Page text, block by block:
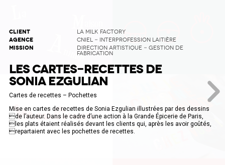
CLIENT LA MILK FACTORY
AGENCE CNIEL - INTERPROFESSION LAITIÈRE
MISSION
DIRECTION ARTISTIQUE - GESTION DE
FABRICATION
LES CARTES-RECETTES DE
SONIA EZGULIAN
Cartes de recettes – Pochettes
Mise en cartes de recettes de Sonia Ezgulian illustrées par des dessins
de l’auteur. Dans le cadre d’une action à la Grande Épicerie de Paris,
les plats étaient réalisés devant les clients qui, après les avoir goûtés,
repartaient avec les pochettes de recettes.